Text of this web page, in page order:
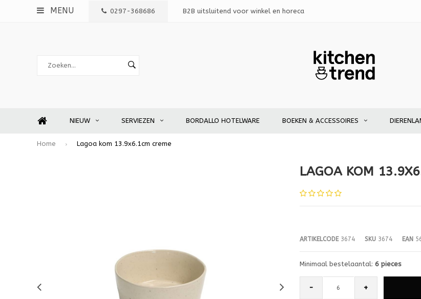
MENU 0297-368686 B2B uitsluitend voor winkel en horeca
NIEUW SERVIEZEN BORDALLO HOTELWARE BOEKEN & ACCESSOIRES
Home Lagoa kom 13.9x6.1cm creme
LAGOA KOM
ARTIKELCODE3674 SKU3674 EAN
Minimaal bestelaantal: 6 pieces
- +